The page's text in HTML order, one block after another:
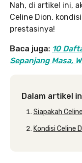
Nah, di artikel ini,
Celine Dion,
prestasinya!
Baca juga: 10
Sepanjang Masa,
Dalam artikel
Siapakah
Kondisi